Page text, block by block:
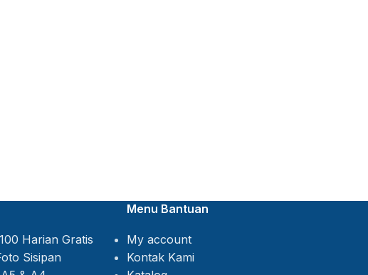
Menu Bantuan
My account
Kontak Kami